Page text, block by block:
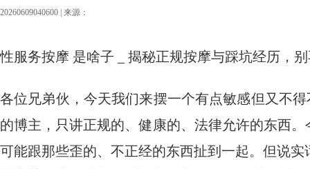
20260609040600 | 来源：
性服务按摩 是啥子 _ 揭秘正规按摩与踩坑经历，
各位兄弟伙，今天我们来摆一个有点敏感但又不
的博主，只讲正规的、健康的、法律允许的东西
可能跟那些歪的、不正经的东西扯到一起。但说